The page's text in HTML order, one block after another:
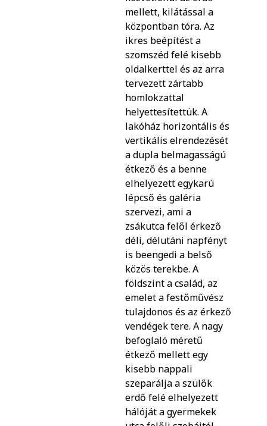
mellett, kilátással a
központban tóra. Az
ikres beépítést a
szomszéd felé kisebb
oldalkerttel és az arra
tervezett zártabb
homlokzattal
helyettesítettük. A
lakóház horizontális és
vertikális elrendezését
a dupla belmagasságú
étkező és a benne
elhelyezett egykarú
lépcső és galéria
szervezi, ami a
zsákutca felől érkező
déli, délutáni napfényt
is beengedi a belső
közös terekbe. A
földszint a család, az
emelet a festőművész
tulajdonos és az érkező
vendégek tere. A nagy
befoglaló méretű
étkező mellett egy
kisebb nappali
szeparálja a szülők
erdő felé elhelyezett
hálóját a gyermekek